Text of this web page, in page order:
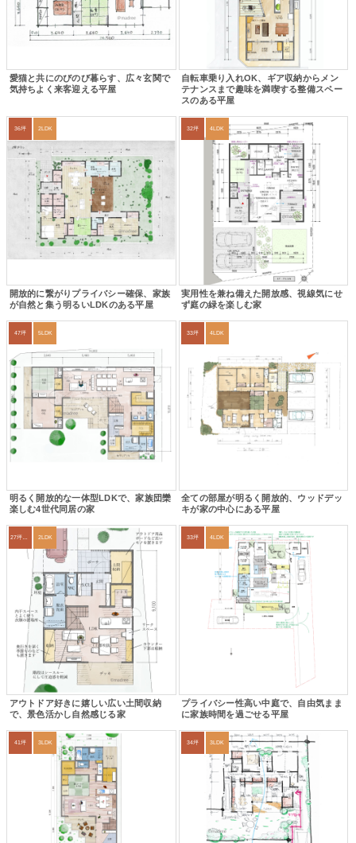
愛猫と共にのびのび暮らす、広々玄関で
気持ちよく来客迎える平屋
自転車乗り入れOK、ギア収納からメン
テナンスまで趣味を満喫する整備スペー
スのある平屋
36坪 2LDK
開放的に繋がりプライバシー確保、家族
が自然と集う明るいLDKのある平屋
32坪 4LDK
実用性を兼ね備えた開放感、視線気にせ
ず庭の緑を楽しむ家
47坪 5LDK
明るく開放的な一体型LDKで、家族団欒
楽しむ4世代同居の家
33坪 4LDK
全ての部屋が明るく開放的、ウッドデッ
キが家の中心にある平屋
27坪〜30坪 2LDK
アウトドア好きに嬉しい広い土間収納
で、景色活かし自然感じる家
33坪 4LDK
プライバシー性高い中庭で、自由気まま
に家族時間を過ごせる平屋
41坪 3LDK 34坪 3LDK